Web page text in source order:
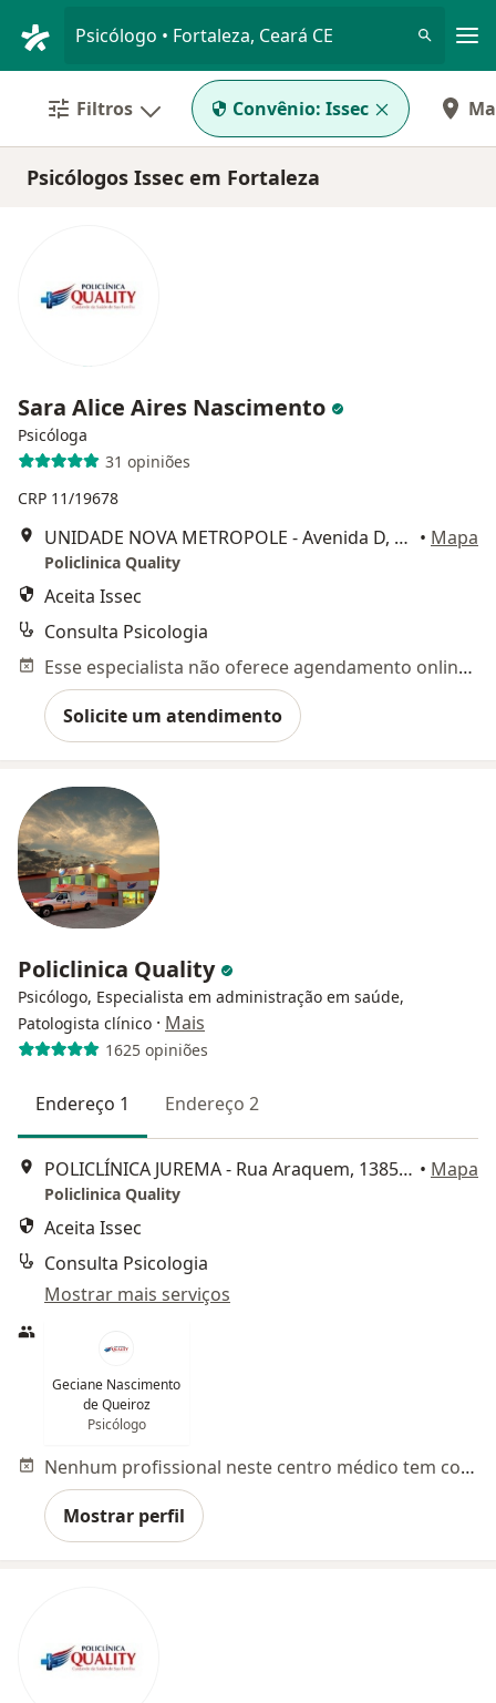
Psicólogo • Fortaleza, Ceará CE
Filtros Convênio: Issec
Psicólogos Issec em Fortaleza
Sara Alice Aires Nascimento
Psicóloga
31 opiniões
CRP 11/19678
UNIDADE NOVA METROPOLE - Avenida D, 76 - Nova Metrópole, Caucaia • Mapa
Policlinica Quality
Aceita Issec
Consulta Psicologia
Esse especialista não oferece agendamento online para esse endereço.
Solicite um atendimento
Policlinica Quality
Psicólogo, Especialista em administração em saúde,
Patologista clínico · Mais
1625 opiniões
Endereço 1 Endereço 2
POLICLÍNICA JUREMA - Rua Araquem, 1385, Parque Potira Jurem, Caucaia • Mapa
Policlinica Quality
Aceita Issec
Consulta Psicologia
Mostrar mais serviços
Geciane Nascimento
de Queiroz
Psicólogo
Nenhum profissional neste centro médico tem consultas disponíveis
Mostrar perfil